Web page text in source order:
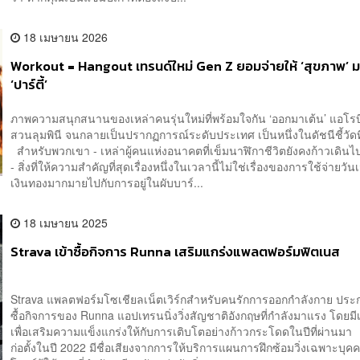
18 เมษายน 2026
Workout = Hangout เทรนด์ใหม่ Gen Z ยอมจ่ายให้ ‘สุขภาพ’
‘ปาร์ตี้’
ภาพความสนุกสนานของเหล่าคนรุ่นใหม่ที่พร้อมใจกัน ‘ออกมาเต้น’ แอโ
สวนลุมพินี จนกลายเป็นปรากฏการณ์ระดับประเทศ เป็นหนึ่งในดัชนีชี้วั
สำหรับพวกเขา - เหล่าผู้คนแห่งอนาคตที่เข็มนาฬิกาชีวิตยังคงก้าวเดิน
- สิ่งที่ให้ความสำคัญที่สุดเรื่องหนึ่งในเวลานี้ไม่ใช่เรื่องของการใช้จ่ายวัน
เงินทองมากมายไปกับการอยู่ในผับบาร์...
18 เมษายน 2025
Strava เข้าซื้อกิจการ Runna เสริมแกร่งแพลตฟอร์มฟิตเนส
Strava แพลตฟอร์มโซเชียลเน็ตเวิร์กสำหรับคนรักการออกกำลังกาย ประ
ซื้อกิจการของ Runna แอปเทรนนิ่งวิ่งสัญชาติอังกฤษที่กำลังมาแรง โดยมี
เพื่อเสริมความแข็งแกร่งให้กับการเติบโตอย่างก้าวกระโดดในปีที่ผ่านม
ก่อตั้งในปี 2022 มีชื่อเสียงจากการให้บริการแผนการฝึกซ้อมวิ่งเฉพาะบุค